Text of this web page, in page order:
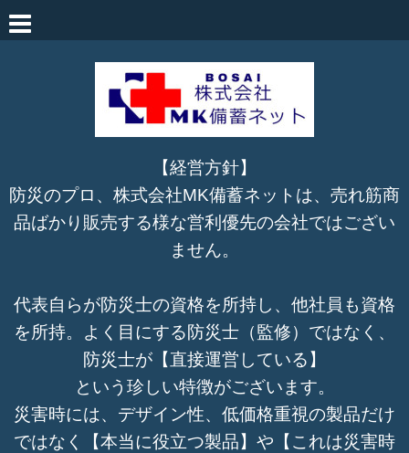
【経営方針】
防災のプロ、株式会社MK備蓄ネットは、売れ筋商
品ばかり販売する様な営利優先の会社ではござい
ません。
代表自らが防災士の資格を所持し、他社員も資格
を所持。よく目にする防災士（監修）ではなく、
防災士が【直接運営している】
という珍しい特徴がございます。
災害時には、デザイン性、低価格重視の製品だけ
ではなく【本当に役立つ製品】や【これは災害時